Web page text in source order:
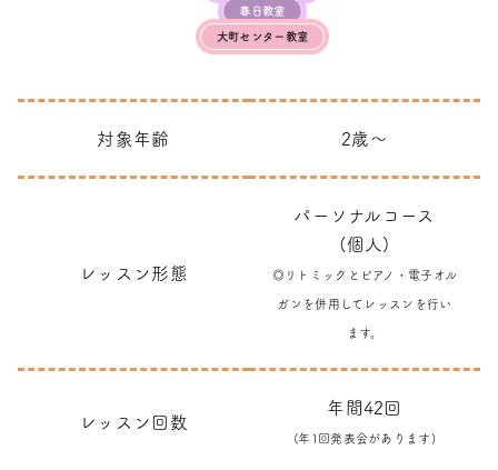
春日教室
大町センター教室
対象年齢 2歳～
レッスン形態
パーソナルコース
(個人)
◎リトミックとピアノ・電子オル
ガンを併用してレッスンを行い
ます。
レッスン回数
年間42回
(年1回発表会があります)